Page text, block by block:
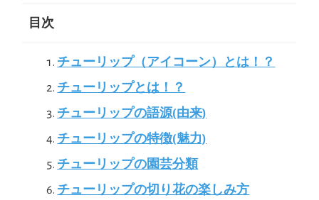
目次
チューリップ（アイコーン）とは！？
チューリップとは！？
チューリップの語源(由来)
チューリップの特徴(魅力)
チューリップの園芸分類
チューリップの切り花の楽しみ方